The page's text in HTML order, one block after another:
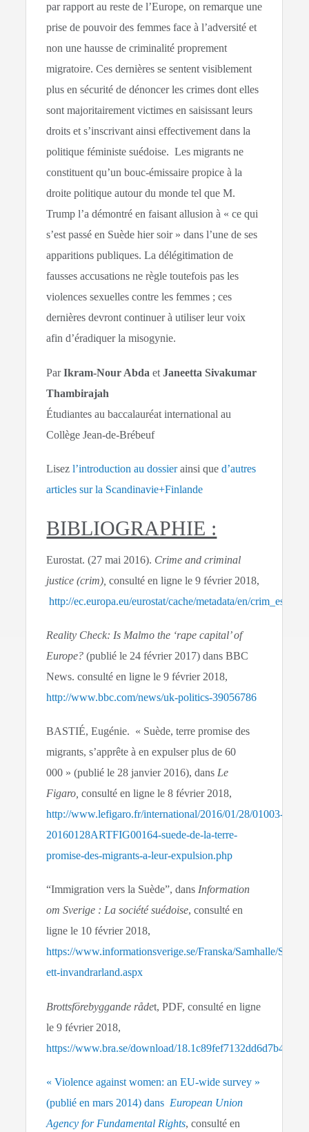
par rapport au reste de l’Europe, on remarque une
prise de pouvoir des femmes face à l’adversité et
non une hausse de criminalité proprement
migratoire. Ces dernières se sentent visiblement
plus en sécurité de dénoncer les crimes dont elles
sont majoritairement victimes en saisissant leurs
droits et s’inscrivant ainsi effectivement dans la
politique féministe suédoise. Les migrants ne
constituent qu’un bouc-émissaire propice à la
droite politique autour du monde tel que M.
Trump l’a démontré en faisant allusion à « ce qui
s’est passé en Suède hier soir » dans l’une de ses
apparitions publiques. La délégitimation de
fausses accusations ne règle toutefois pas les
violences sexuelles contre les femmes ; ces
dernières devront continuer à utiliser leur voix
afin d’éradiquer la misogynie.
ParIkram-Nour AbdaetJaneetta Sivakumar
Thambirajah
Étudiantes au baccalauréat international au
Collège Jean-de-Brébeuf
Lisezl’introduction au dossierainsi qued’autres
articles sur la Scandinavie+Finlande
BIBLIOGRAPHIE :
Eurostat. (27 mai 2016). Crime and criminal
justice (crim), consulté en ligne le 9 février 2018,
http://ec.europa.eu/eurostat/cache/metadata/en/
Reality Check: Is Malmo the ‘rape capital’ of
Europe?(publié le 24 février 2017) dans BBC
News. consulté en ligne le 9 février 2018,
http://www.bbc.com/news/uk-politics-39056786
BASTIÉ, Eugénie. « Suède, terre promise des
migrants, s’apprête à en expulser plus de 60
000 » (publié le 28 janvier 2016), dans Le
Figaro, consulté en ligne le 8 février 2018,
http://www.lefigaro.fr/international/2016/01/28/01003-
20160128ARTFIG00164-suede-de-la-terre-
promise-des-migrants-a-leur-expulsion.php
“Immigration vers la Suède”, dans Information
om Sverige : La société suédoise, consulté en
ligne le 10 février 2018,
https://www.informationsverige.se/Franska/Samhalle/
ett-invandrarland.aspx
Brottsförebyggande rådet, PDF, consulté en ligne
le 9 février 2018,
https://www.bra.se/download/
« Violence against women: an EU‑wide survey »
(publié en mars 2014) dans European Union
Agency for Fundamental Rights, consulté en